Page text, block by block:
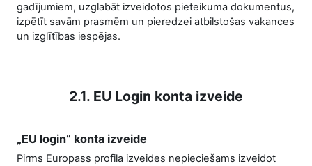
gadījumiem, uzglabāt izveidotos pieteikuma dokumentus,
izpētīt savām prasmēm un pieredzei atbilstošas vakances
un izglītības iespējas.
2.1. EU Login konta izveide
„EU login” konta izveide
Pirms Europass profila izveides nepieciešams izveidot